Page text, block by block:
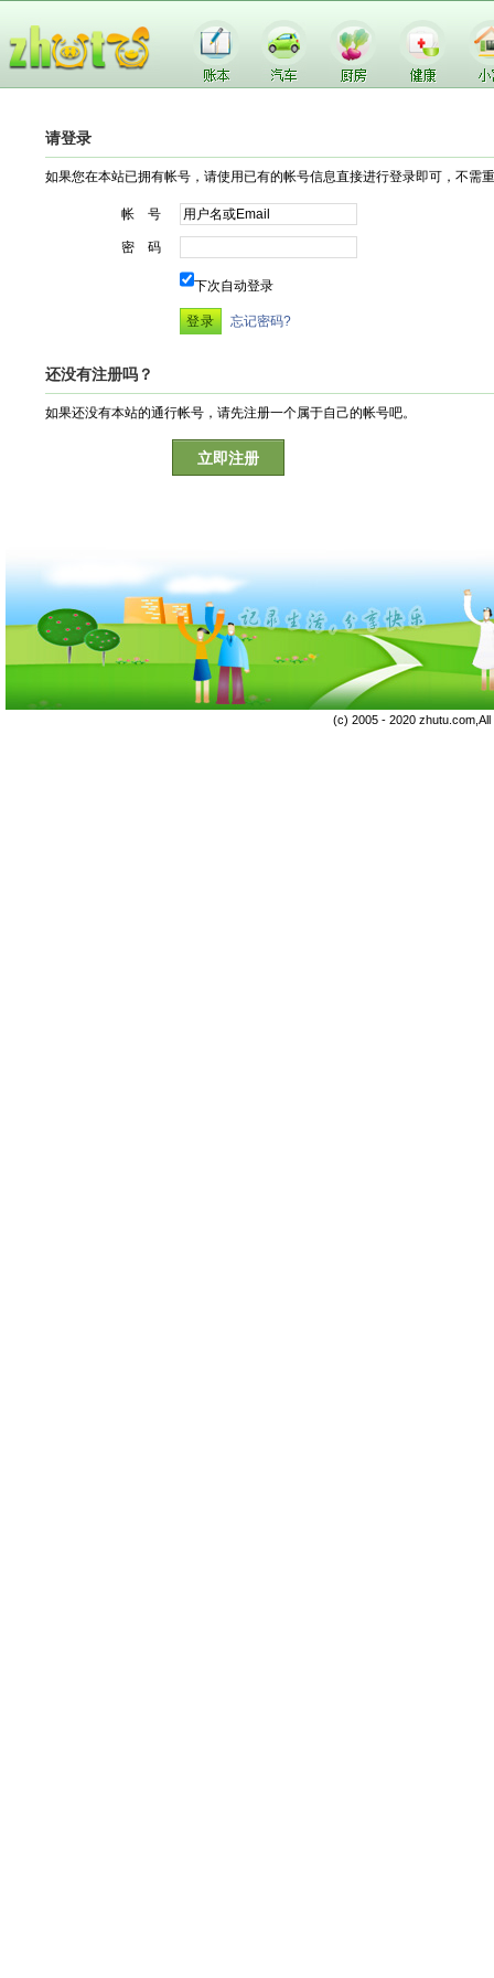
请登录
如果您在本站已拥有帐号，请使用已有的帐号信息直接进行登录即可，不需
帐 号
密 码
下次自动登录
忘记密码?
还没有注册吗？
如果还没有本站的通行帐号，请先注册一个属于自己的帐号吧。
立即注册
(c) 2005 - 2020